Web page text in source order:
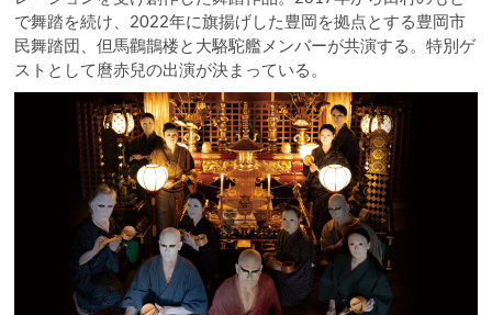
で舞踏を続け、2022年に旗揚げした豊岡を拠点とする豊岡市
民舞踏団、但馬鸛鵲楼と大駱駝艦メンバーが共演する。特別ゲ
ストとして麿赤兒の出演が決まっている。